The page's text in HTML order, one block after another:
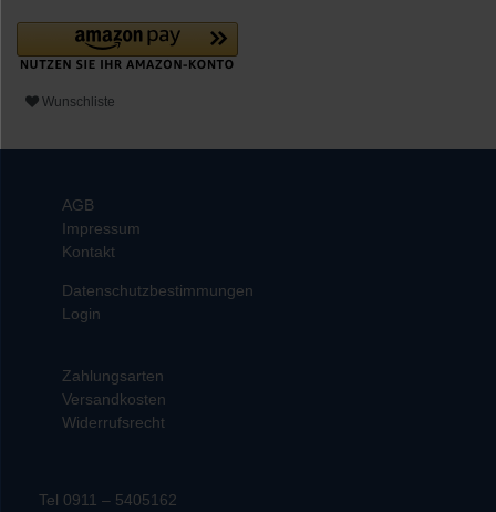
Wunschliste
AGB
Impressum
Kontakt
Datenschutzbestimmungen
Login
Zahlungsarten
Versandkosten
Widerrufsrecht
Tel 0911 – 5405162